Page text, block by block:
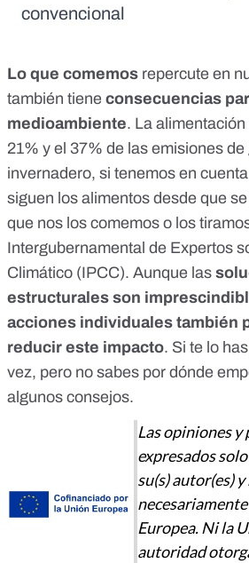
convencional
Lo que comemos repercute en
también tiene consecuencias
medioambiente. La alimentación
21% y el 37% de las emisiones
invernadero, si tenemos en
siguen los alimentos desde que
que nos los comemos o los
Intergubernamental de Expertos
Climático (IPCC). Aunque las
estructurales son
acciones individuales también
reducir este impacto. Si te lo
vez, pero no sabes por dónde
algunos consejos.
Las opiniones
expresados
su(s) autor(es)
Europea. Ni la
autoridad